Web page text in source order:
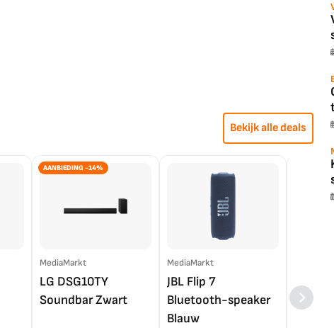
Bekijk alle deals
AANBIEDING -14%
MediaMarkt
LG DSG10TY
Soundbar Zwart
MediaMarkt
JBL Flip 7
Bluetooth-speaker
Blauw
4K TV